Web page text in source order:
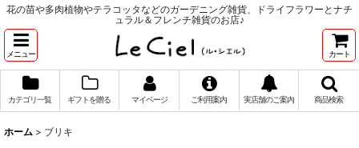
花の苗や多肉植物やテラコッタなどのガーデニング雑貨、ドライフラワーとナチ
ュラル＆フレンチ雑貨のお店♪
メニュー カート
カテゴリ一覧 ギフトを贈る マイページ ご利用案内 実店舗のご案内 商品検索
ホーム > ブリキ